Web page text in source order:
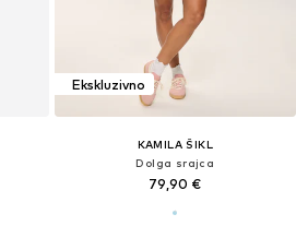
Ekskluzivno
KAMILA ŠIKL
Dolga srajca
79,90 €